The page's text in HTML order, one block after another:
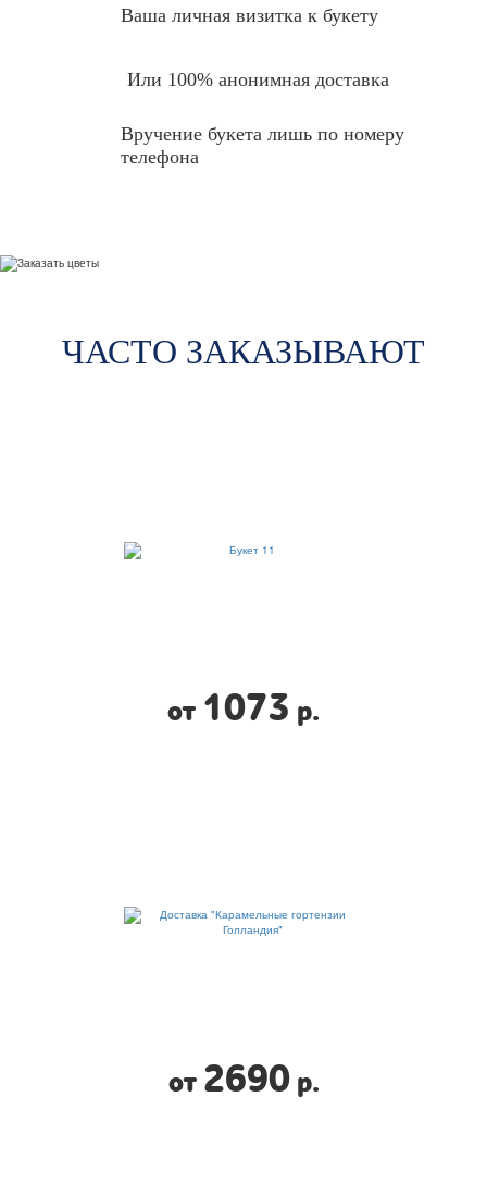
Ваша личная визитка к букету
Или 100% анонимная доставка
Вручение букета лишь по номеру
телефона
ЧАСТО ЗАКАЗЫВАЮТ
от 1073 р.
от 2690р.